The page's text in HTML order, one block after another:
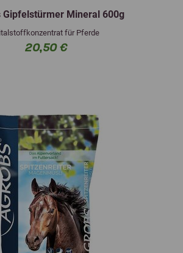
Gipfelstürmer Mineral 600g
für Pferde
20,50 €